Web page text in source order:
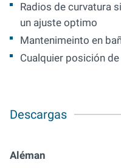
Radios de curvatura
un ajuste optimo
Mantenimeinto en
Cualquier posición
Descargas
Aléman